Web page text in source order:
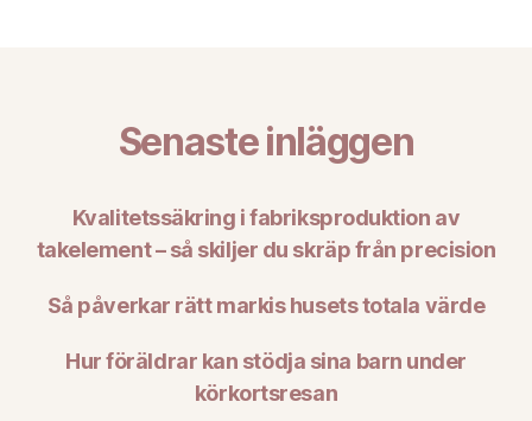
Senaste inläggen
Kvalitetssäkring i fabriksproduktion av
takelement – så skiljer du skräp från precision
Så påverkar rätt markis husets totala värde
Hur föräldrar kan stödja sina barn under
körkortsresan